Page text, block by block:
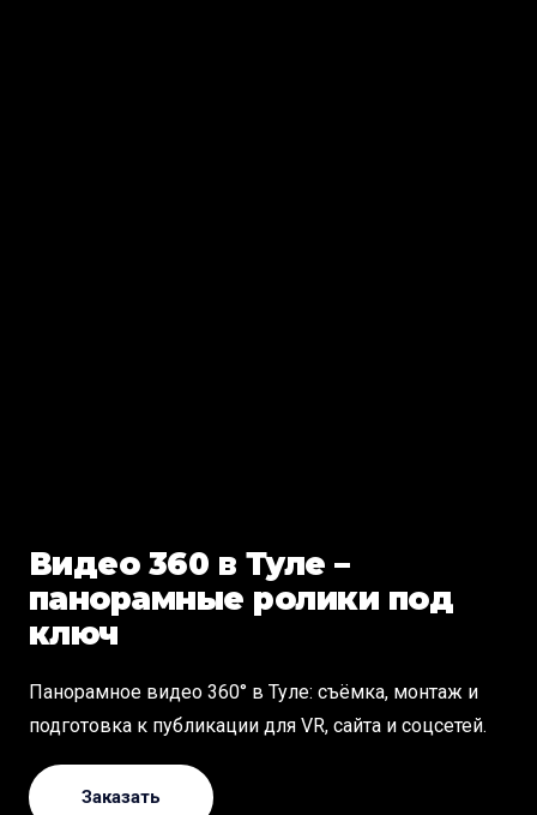
Видео 360 в Туле –
панорамные ролики под
ключ
Панорамное видео 360° в Туле: съёмка, монтаж и
подготовка к публикации для VR, сайта и соцсетей.
Заказать